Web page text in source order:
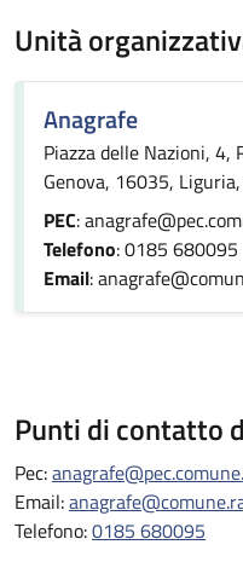
Unità
Anagrafe
Piazza delle Nazioni,
Genova, 16035,
PEC:
Telefono: 0185 680095
Email:
Punti di contatto
Pec:
Email:
Telefono:0185 680095